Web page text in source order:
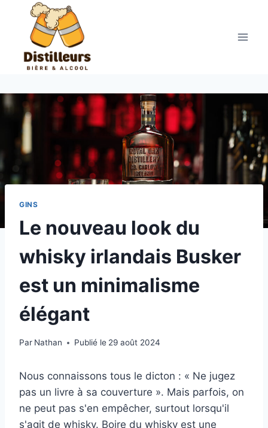
contenu
GINS
Le nouveau look du
whisky irlandais Busker
est un minimalisme
élégant
Par Nathan Publié le 29 août 2024
Nous connaissons tous le dicton : « Ne jugez
pas un livre à sa couverture ». Mais parfois, on
ne peut pas s'en empêcher, surtout lorsqu'il
s'agit de whisky. Boire du whisky est une